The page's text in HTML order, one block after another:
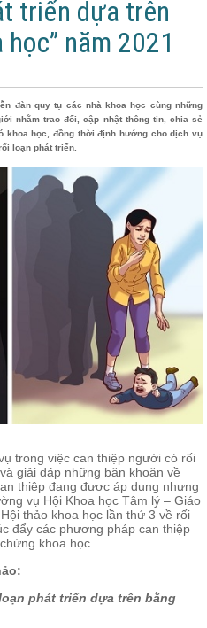
triển dựa trên
năm 2021
đàn quy tụ các nhà khoa học cùng những
nhằm trao đổi, cập nhật thông tin, chia sẻ
khoa học, đồng thời định hướng cho dịch vụ
loạn phát triển.
trong việc can thiệp người có rối
giải đáp những băn khoăn về
thiệp đang được áp dụng nhưng
vụ Hội Khoa học Tâm lý – Giáo
thảo khoa học lần thứ 3 về rối
đẩy các phương pháp can thiệp
khoa học.
phát triển dựa trên bằng